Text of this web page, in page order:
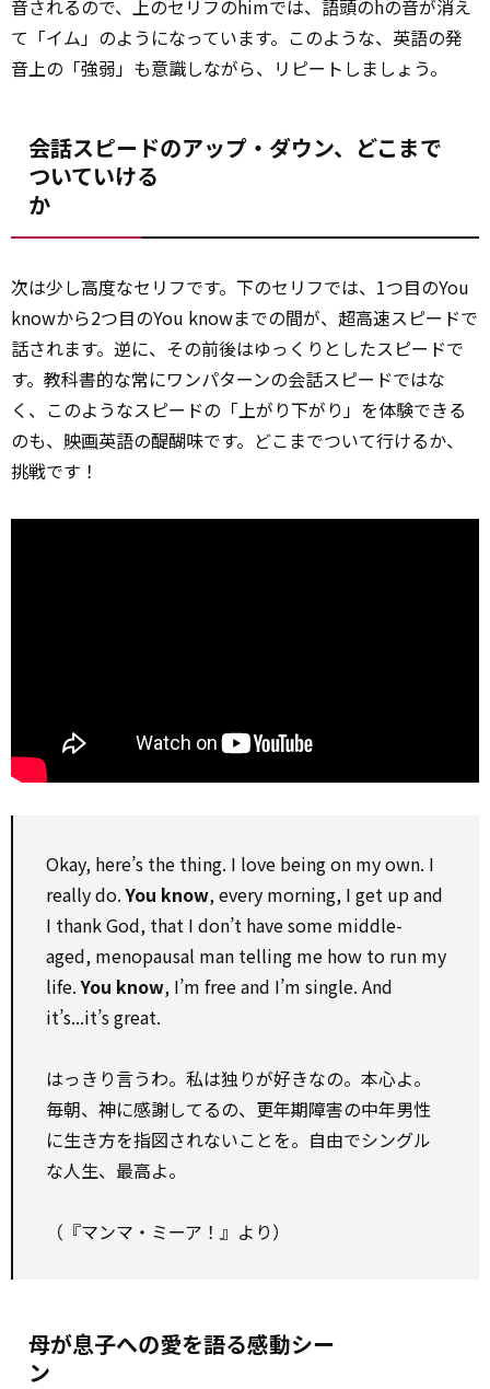
音されるので、上のセリフのhimでは、語頭のhの音が消え
て「イム」のようになっています。このような、英語の発
音上の「強弱」も意識しながら、リピートしましょう。
会話スピードのアップ・ダウン、どこまで
ついていける
か
次は少し高度なセリフです。下のセリフでは、1つ目のYou
knowから2つ目のYou knowまでの間が、超高速スピードで
話されます。逆に、その前後はゆっくりとしたスピードで
す。教科書的な常にワンパターンの会話スピードではな
く、このようなスピードの「上がり下がり」を体験できる
のも、 映画英語の醍醐味です。どこまでついて行けるか、
挑戦です！
Okay, here’s the thing. I love being on my own. I
really do.You know, every morning, I get up and
I thank God, that I don’t have some middle-
aged, menopausal man telling me how to run my
life.You know, I’m free and I’m single. And
it’s...it’s great.
はっきり言うわ。私は独りが好きなの。本心よ。
毎朝、神に感謝してるの、更年期障害の中年男性
に生き方を指図されないことを。自由でシングル
な人生、最高よ。
（『マンマ・ミーア！』より）
母が息子への愛を語る感動シー
ン